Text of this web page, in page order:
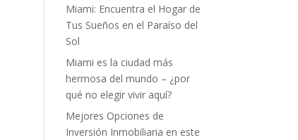
Miami: Encuentra el Hogar de
Tus Sueños en el Paraíso del
Sol
Miami es la ciudad más
hermosa del mundo – ¿por
qué no elegir vivir aquí?
Mejores Opciones de
Inversión Inmobiliaria en este